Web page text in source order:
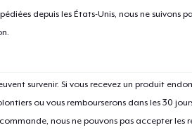
depuis les États-Unis, nous ne suivons
survenir. Si vous recevez un produit
ou vous rembourserons dans les 30
nous ne pouvons pas accepter les